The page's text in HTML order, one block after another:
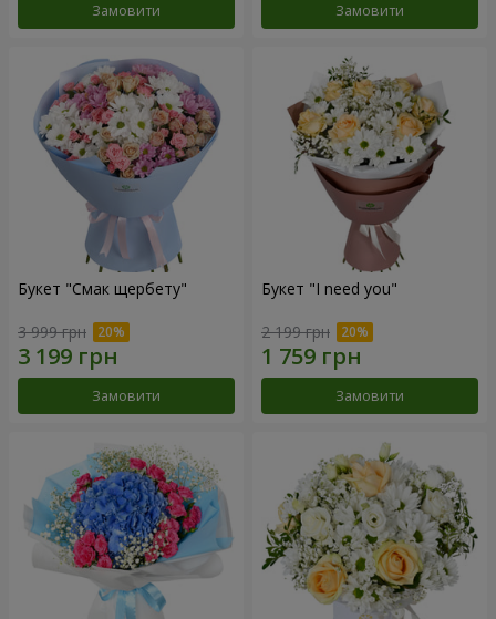
Замовити Замовити
Букет "Смак щербету"
3 999 грн
Замовити
Букет "I need you"
2 199 грн
Замовити